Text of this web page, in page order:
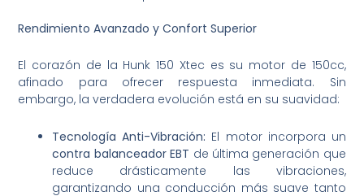
Rendimiento Avanzado y Confort Superior
El corazón de la Hunk 150 Xtec es su motor de 150cc,
afinado para ofrecer respuesta inmediata. Sin
embargo, la verdadera evolución está en su suavidad:
Tecnología Anti-Vibración: El motor incorpora un
contra balanceador EBT de última generación que
reduce drásticamente las vibraciones,
garantizando una conducción más suave tanto